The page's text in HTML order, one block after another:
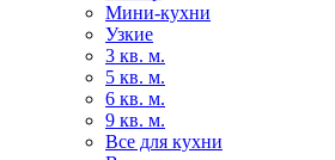
Мини-кухни
Узкие
3 кв. м.
5 кв. м.
6 кв. м.
9 кв. м.
Все для кухни